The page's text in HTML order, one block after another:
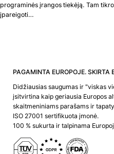
programinės įrangos tiekėją. Tam
įpareigoti…
PAGAMINTA EUROPOJE.
Didžiausias saugumas ir "viskas
įsitvirtina kaip geriausia Europos
skaitmeniniams parašams ir
ISO 27001 sertifikuota įmonė.
100 % sukurta ir talpinama